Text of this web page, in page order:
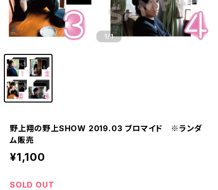
1 /1
野上翔の野上SHOW 2019.03 ブロマイド ※ランダ
ム販売
¥1,100
SOLD OUT